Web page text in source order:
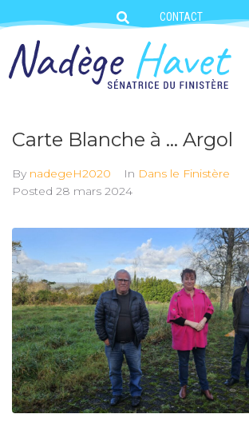
CONTACT
Carte Blanche à … Argol
By nadegeH2020 In Dans le Finistère
Posted 28 mars 2024